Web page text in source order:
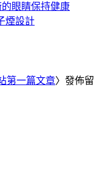
眼睛保持健康
煙設計
第一篇文章〉發佈留